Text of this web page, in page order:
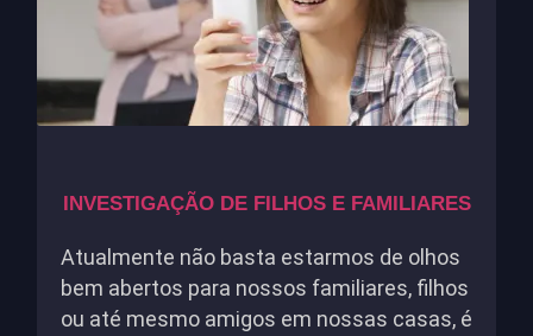
INVESTIGAÇÃO DE FILHOS E FAMILIARES
Atualmente não basta estarmos de olhos
bem abertos para nossos familiares, filhos
ou até mesmo amigos em nossas casas, é